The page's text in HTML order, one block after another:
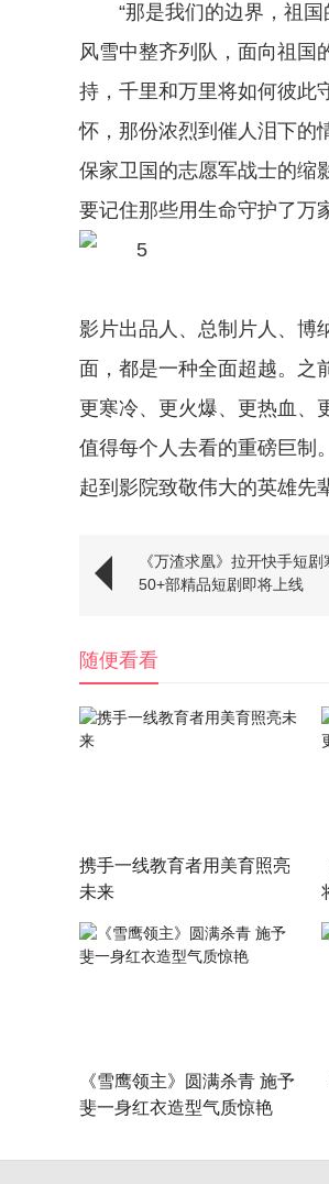
“那是我们的边界，祖
风雪中整齐列队，面向祖国
持，千里和万里将如何彼此
怀，那份浓烈到催人泪下的
保家卫国的志愿军战士的缩
要记住那些用生命守护了万
影片出品人、总制片人、博
面，都是一种全面超越。之
更寒冷、更火爆、更热血、
值得每个人去看的重磅巨制
起到影院致敬伟大的英雄先
《万渣求凰》拉开快手短剧
50+部精品短剧即将上线
随便看看
携手一线教育者用美育照亮
未来
《雪鹰领主》圆满杀青 施予
斐一身红衣造型气质惊艳